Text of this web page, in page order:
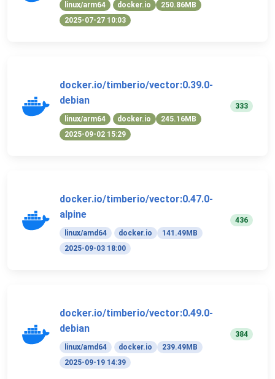
linux/arm64 docker.io
250.86MB
2025-07-27 10:03
docker.io/timberio/vector:0.39.0-
debian
linux/arm64 docker.io
245.16MB
2025-09-02 15:29
333
docker.io/timberio/vector:0.47.0-
alpine
linux/amd64 docker.io
141.49MB
2025-09-03 18:00
436
docker.io/timberio/vector:0.49.0-
debian
linux/amd64 docker.io
239.49MB
2025-09-19 14:39
384